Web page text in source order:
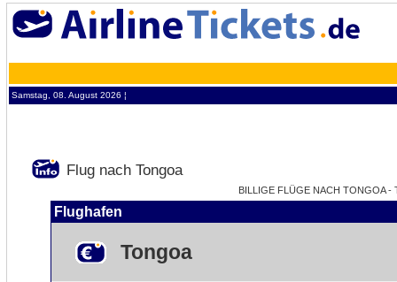
Samstag, 08. August 2026 ¦
Flug nach Tongoa
BILLIGE FLÜGE NACH TONGOA -
Flughafen
Tongoa